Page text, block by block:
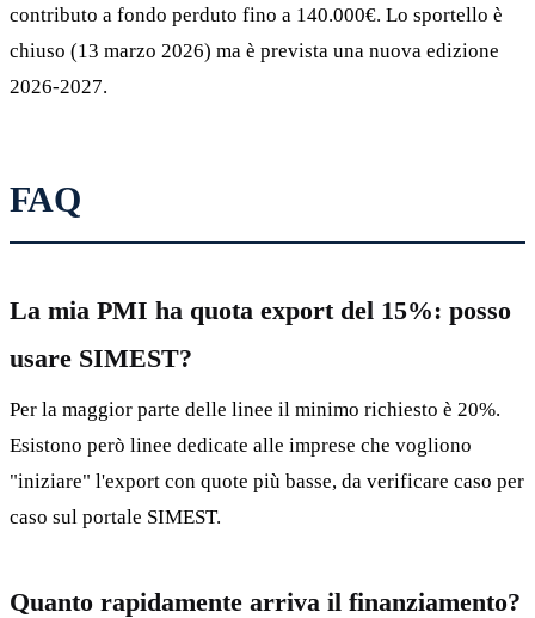
contributo a fondo perduto fino a 140.000€. Lo sportello è
chiuso (13 marzo 2026) ma è prevista una nuova edizione
2026-2027.
FAQ
La mia PMI ha quota export del 15%: posso
usare SIMEST?
Per la maggior parte delle linee il minimo richiesto è 20%.
Esistono però linee dedicate alle imprese che vogliono
"iniziare" l'export con quote più basse, da verificare caso per
caso sul portale SIMEST.
Quanto rapidamente arriva il finanziamento?